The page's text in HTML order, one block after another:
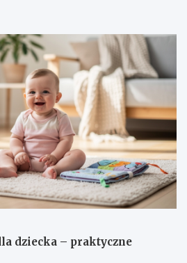
dziecka – praktyczne